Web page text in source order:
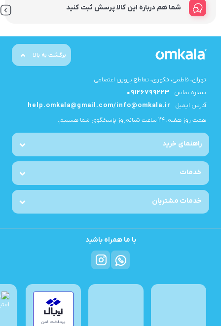
شما هم درباره این کالا پرسش ثبت کنید
برگشت به بالا
تهران، فاطمی، فکوری، تقاطع پروین اعتصامی
شماره تماس
09126799223
آدرس ایمیل
help.omkala@gmail.com/info@omkala.ir
هفت روز هفته، ۲۴ ساعت شبانه‌روز پاسخگوی شما هستیم.
راهنمای خرید
خدمات
خدمات مشتریان
با ما همراه باشید